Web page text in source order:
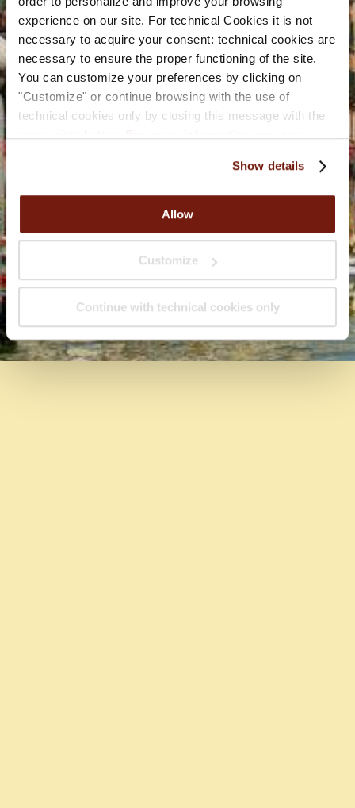
experience on our site. For technical Cookies it is not
necessary to acquire your consent: technical cookies are
necessary to ensure the proper functioning of the site.
You can customize your preferences by clicking on
"Customize" or continue browsing with the use of
technical cookies only by closing this message with the
Show details
Allow
Customize
Continue with technical cookies only
Social
Instagram
Facebook
Tripadvisor
Hotel Santa Lucia ©2000-2026|Hotel Marketing by Nozio
Business|Cookie Policy|Cookie Settings|Copyright/IP
Policy|Privacy Policy